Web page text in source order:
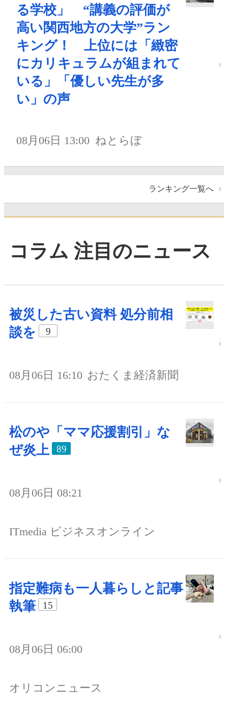
る学校」 “講義の評価が
高い関西地方の大学”ラン
キング！ 上位には「緻密
にカリキュラムが組まれて
いる」「優しい先生が多
い」の声
08月06日 13:00 ねとらぼ
ランキング一覧へ
コラム 注目のニュース
被災した古い資料 処分前相
談を
9
08月06日 16:10 おたくま経済新聞
松のや「ママ応援割引」な
ぜ炎上
89
08月06日 08:21
ITmedia ビジネスオンライン
指定難病も一人暮らしと記事
執筆
15
08月06日 06:00
オリコンニュース